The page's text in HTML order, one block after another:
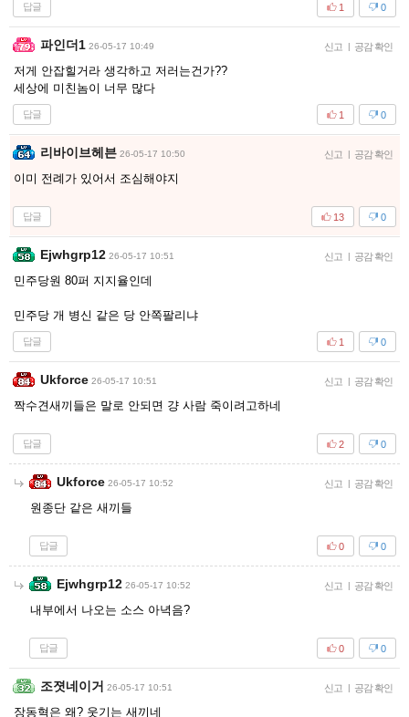
답글 0
1
파인더1 26-05-17 10:49 신고 | 공감 확인
저게 안잡힐거라 생각하고 저러는건가??
세상에 미친놈이 너무 많다
답글 0
1
리바이브헤븐 26-05-17 10:50 신고 | 공감 확인
이미 전례가 있어서 조심해야지
답글 0
13
Ejwhgrp12 26-05-17 10:51 신고 | 공감 확인
민주당원 80퍼 지지율인데
민주당 개 병신 같은 당 안쪽팔리냐
답글 0
1
Ukforce 26-05-17 10:51 신고 | 공감 확인
짝수견새끼들은 말로 안되면 걍 사람 죽이려고하네
답글 0
2
Ukforce 26-05-17 10:52 신고 | 공감 확인
원종단 같은 새끼들
답글 0
0
Ejwhgrp12 26-05-17 10:52 신고 | 공감 확인
내부에서 나오는 소스 아녁음?
답글 0
0
조졋네이거 26-05-17 10:51 신고 | 공감 확인
장동혁은 왜? 웃기는 새끼네